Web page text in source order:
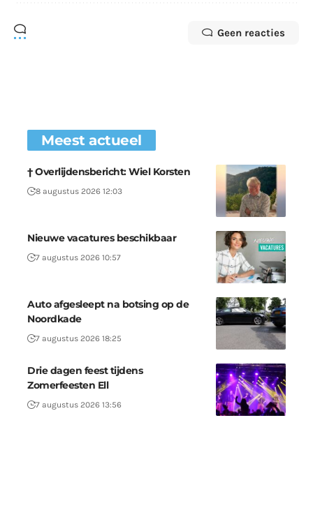
Geen reacties
Meest actueel
† Overlijdensbericht: Wiel Korsten
8 augustus 2026 12:03
Nieuwe vacatures beschikbaar
7 augustus 2026 10:57
Auto afgesleept na botsing op de
Noordkade
7 augustus 2026 18:25
Drie dagen feest tijdens
Zomerfeesten Ell
7 augustus 2026 13:56